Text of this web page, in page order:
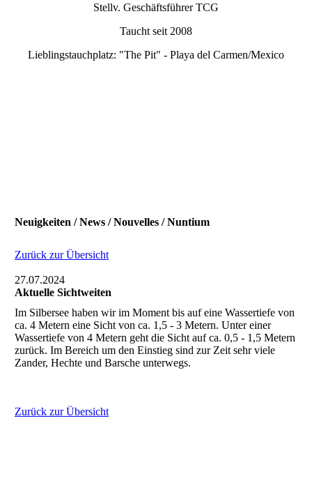
Stellv. Geschäftsführer TCG
Taucht seit 2008
Lieblingstauchplatz: "The Pit" - Playa del Carmen/Mexico
Neuigkeiten / News / Nouvelles / Nuntium
Zurück zur Übersicht
27.07.2024
Aktuelle Sichtweiten
Im Silbersee haben wir im Moment bis auf eine Wassertiefe von
ca. 4 Metern eine Sicht von ca. 1,5 - 3 Metern. Unter einer
Wassertiefe von 4 Metern geht die Sicht auf ca. 0,5 - 1,5 Metern
zurück. Im Bereich um den Einstieg sind zur Zeit sehr viele
Zander, Hechte und Barsche unterwegs.
Zurück zur Übersicht